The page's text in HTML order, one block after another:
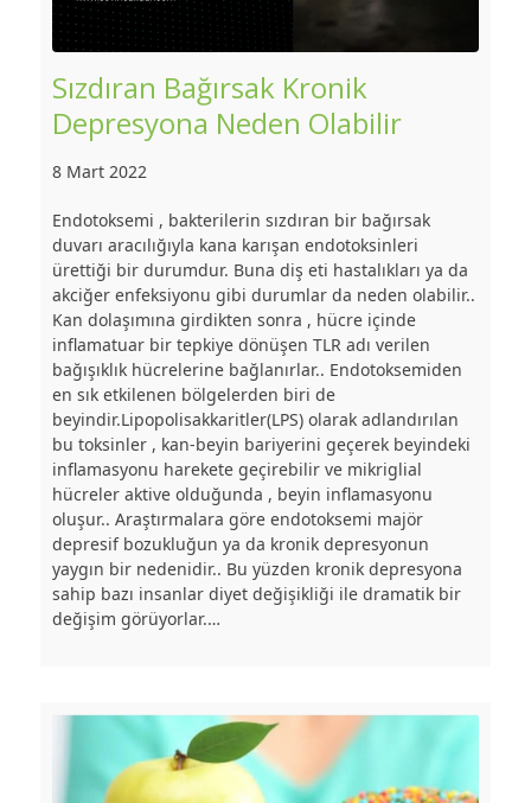
Sızdıran Bağırsak Kronik
Depresyona Neden Olabilir
8 Mart 2022
Endotoksemi , bakterilerin sızdıran bir bağırsak
duvarı aracılığıyla kana karışan endotoksinleri
ürettiği bir durumdur. Buna diş eti hastalıkları ya da
akciğer enfeksiyonu gibi durumlar da neden olabilir..
Kan dolaşımına girdikten sonra , hücre içinde
inflamatuar bir tepkiye dönüşen TLR adı verilen
bağışıklık hücrelerine bağlanırlar.. Endotoksemiden
en sık etkilenen bölgelerden biri de
beyindir.Lipopolisakkaritler(LPS) olarak adlandırılan
bu toksinler , kan-beyin bariyerini geçerek beyindeki
inflamasyonu harekete geçirebilir ve mikriglial
hücreler aktive olduğunda , beyin inflamasyonu
oluşur.. Araştırmalara göre endotoksemi majör
depresif bozukluğun ya da kronik depresyonun
yaygın bir nedenidir.. Bu yüzden kronik depresyona
sahip bazı insanlar diyet değişikliği ile dramatik bir
değişim görüyorlar.…